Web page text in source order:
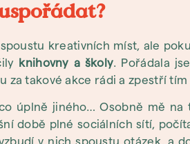
kreativních míst, ale
knihovny a školy . Pořádala
za takové akce rádi a zpestří
úplně jiného… Osobně mě
době plné sociálních sítí,
v nich spoustu otázek, a